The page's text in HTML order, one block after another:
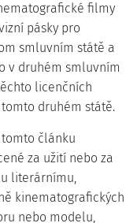
filmy
pásky pro
smluvním státě a
v druhém smluvním
licenčních
druhém státě.
článku
za užití nebo za
literárnímu,
kinematografických
nebo modelu,